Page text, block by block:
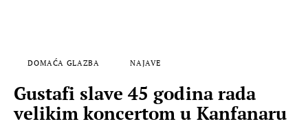
DOMAĆA GLAZBA NAJAVE
Gustafi slave 45 godina rada
velikim koncertom u Kanfanaru